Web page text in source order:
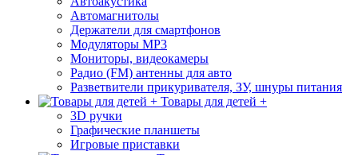
Автомагнитолы
Держатели для смартфонов
Модуляторы МР3
Мониторы, видеокамеры
Радио (FM) антенны для авто
Разветвители прикуривателя, ЗУ, шнуры питания
Товары для детей +
3D ручки
Графические планшеты
Игровые приставки